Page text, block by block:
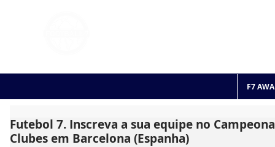
F7
Futebol 7. Inscreva a sua equipe no
Clubes em Barcelona (Espanha)